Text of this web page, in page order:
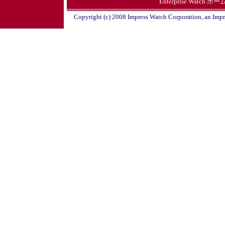
Copyright (c) 2008 Impress Watch Corporation, an